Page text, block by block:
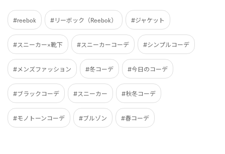
#reebok #リーボック（Reebok） #ジャケット
#スニーカー×靴下 #スニーカーコーデ #シンプルコーデ
#メンズファッション #冬コーデ #今日のコーデ
#ブラックコーデ #スニーカー #秋冬コーデ
#モノトーンコーデ #ブルゾン #春コーデ